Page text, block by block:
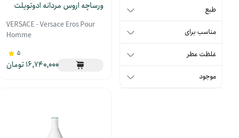
طبع
مناسب برای
غلظت عطر
موجود
ورساچه اروس مردانه ادوتویلت
VERSACE - Versace Eros Pour
Homme
5
16,740,000